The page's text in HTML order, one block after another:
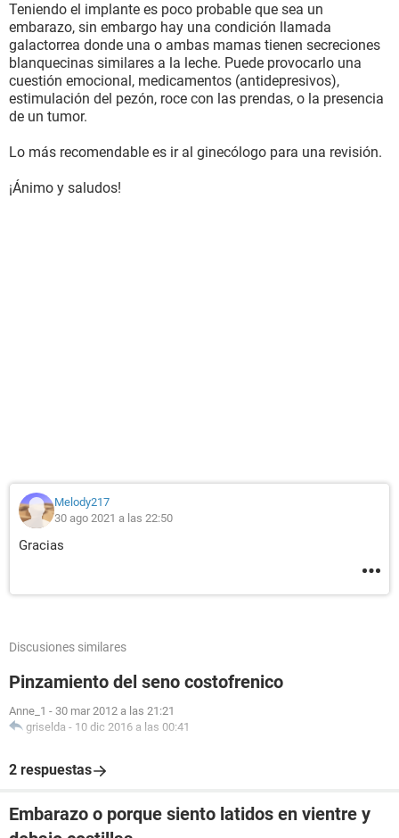
Teniendo el implante es poco probable que sea un
embarazo, sin embargo hay una condición llamada
galactorrea donde una o ambas mamas tienen secreciones
blanquecinas similares a la leche. Puede provocarlo una
cuestión emocional, medicamentos (antidepresivos),
estimulación del pezón, roce con las prendas, o la presencia
de un tumor.
Lo más recomendable es ir al ginecólogo para una revisión.
¡Ánimo y saludos!
Melody217
30 ago 2021 a las 22:50
Gracias
Discusiones similares
Pinzamiento del seno costofrenico
Anne_1 - 30 mar 2012 a las 21:21
griselda - 10 dic 2016 a las 00:41
2 respuestas
Embarazo o porque siento latidos en vientre y